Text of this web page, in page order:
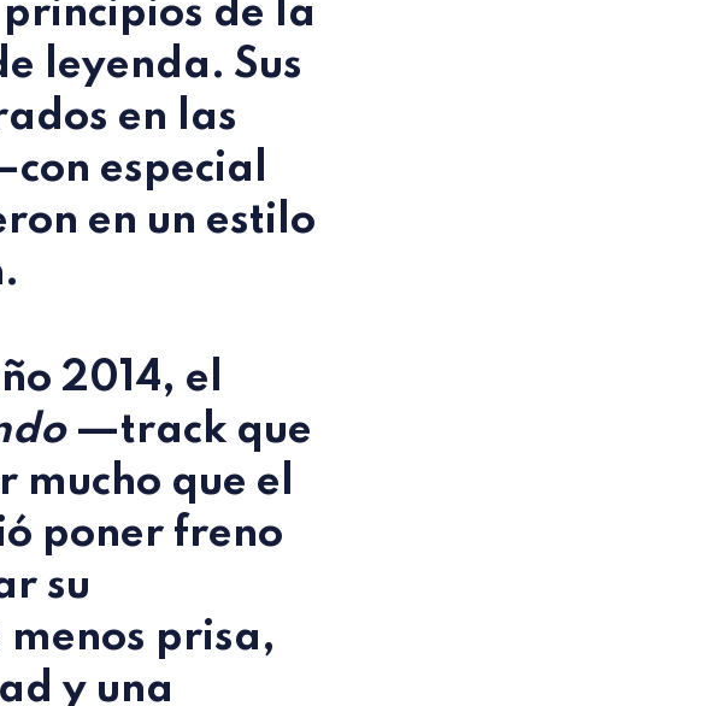
de la
leyenda. Sus
en las
especial
en un estilo
2014, el
—track que
mucho que el
poner freno
su
prisa,
y una